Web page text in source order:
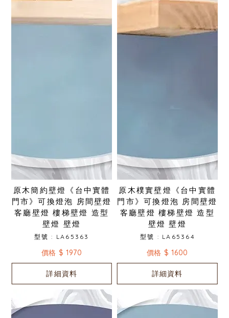
原木簡約壁燈《台中實體
門市》可換燈泡 房間壁燈
客廳壁燈 樓梯壁燈 造型
壁燈 壁燈
型號 : LA65363
價格 $ 1970
詳細資料
原木樸實壁燈《台中實體
門市》可換燈泡 房間壁燈
客廳壁燈 樓梯壁燈 造型
壁燈 壁燈
型號 : LA65364
價格 $ 1600
詳細資料